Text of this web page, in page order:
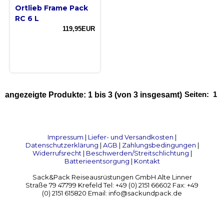
Ortlieb Frame Pack
RC 6 L
119,95EUR
Seiten: 1
angezeigte Produkte: 1 bis 3 (von 3 insgesamt)
Impressum | Liefer- und Versandkosten |
Datenschutzerklärung | AGB | Zahlungsbedingungen |
Widerrufsrecht| Beschwerden/Streitschlichtung |
Batterieentsorgung | Kontakt
Sack&Pack Reiseausrüstungen GmbH Alte Linner
Straße 79 47799 Krefeld Tel: +49 (0) 2151 66602 Fax: +49
(0) 2151 615820 Email: info@sackundpack.de